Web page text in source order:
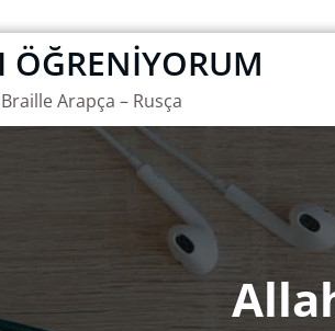
ÖĞRENİYORUM
Arapça – Rusça